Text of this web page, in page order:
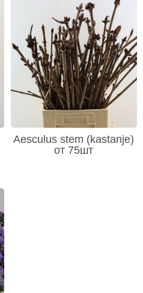
Aesculus stem (kastanje)
от 75шт